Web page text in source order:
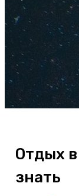
Отдых
знать